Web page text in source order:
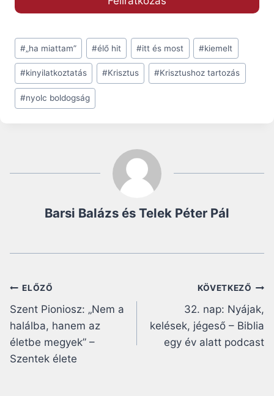
Post
Tags:
#„ha miattam” #élő hit #itt és most #kiemelt
#kinyilatkoztatás #Krisztus #Krisztushoz tartozás
#nyolc boldogság
Barsi Balázs és Telek Péter Pál
Bejegyzés
navigáció
ELŐZŐ
Szent Pioniosz: „Nem a
halálba, hanem az
életbe megyek” –
Szentek élete
KÖVETKEZŐ
32. nap: Nyájak,
kelések, jégeső – Biblia
egy év alatt podcast